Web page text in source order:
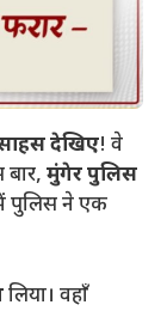
देखिए! वे
बार, मुंगेर पुलिस
पुलिस ने एक
लिया। वहाँ